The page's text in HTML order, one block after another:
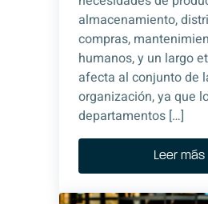
almacenamiento,
compras,
humanos, y un largo
afecta al conjunto de
organización, ya que
departamentos […]
Leer más